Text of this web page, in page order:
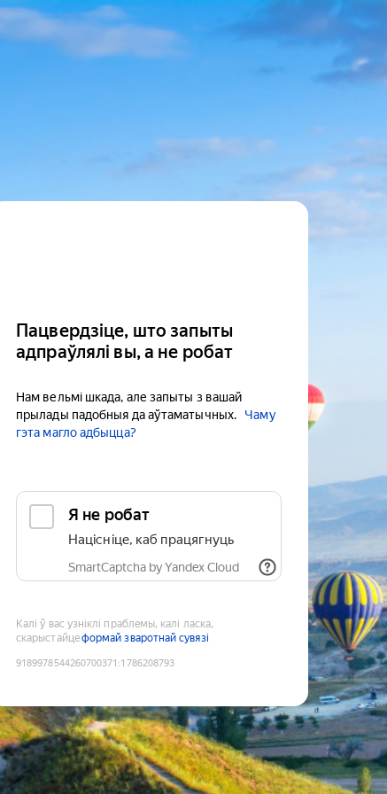
Пацвердзіце, што запыты
адпраўлялі вы, а не робат
Нам вельмі шкада, але запыты з вашай
прылады падобныя да аўтаматычных.
Чаму
гэта магло адбыцца?
Я не робат
Націсніце, каб працягнуць
SmartCaptcha by Yandex Cloud
Калі ў вас узніклі праблемы, калі ласка,
скарыстайцеформай зваротнай сувязі
9189978544260700371 :1786208793